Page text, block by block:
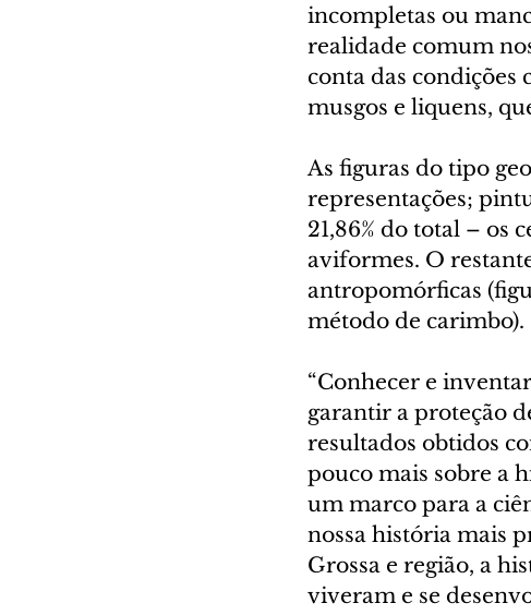
incompletas ou
realidade comum
conta das condições
musgos e liquens,
As figuras do tipo
representações;
21,86% do total – os
aviformes. O
antropomórficas
método de carimbo).
“Conhecer e
garantir a proteção
resultados obtidos
pouco mais sobre a
um marco para a
nossa história mais
Grossa e região, a
viveram e se